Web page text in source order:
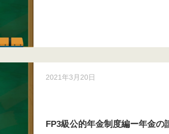
2021年3月20日
FP3級公的年金制度編ー年金の